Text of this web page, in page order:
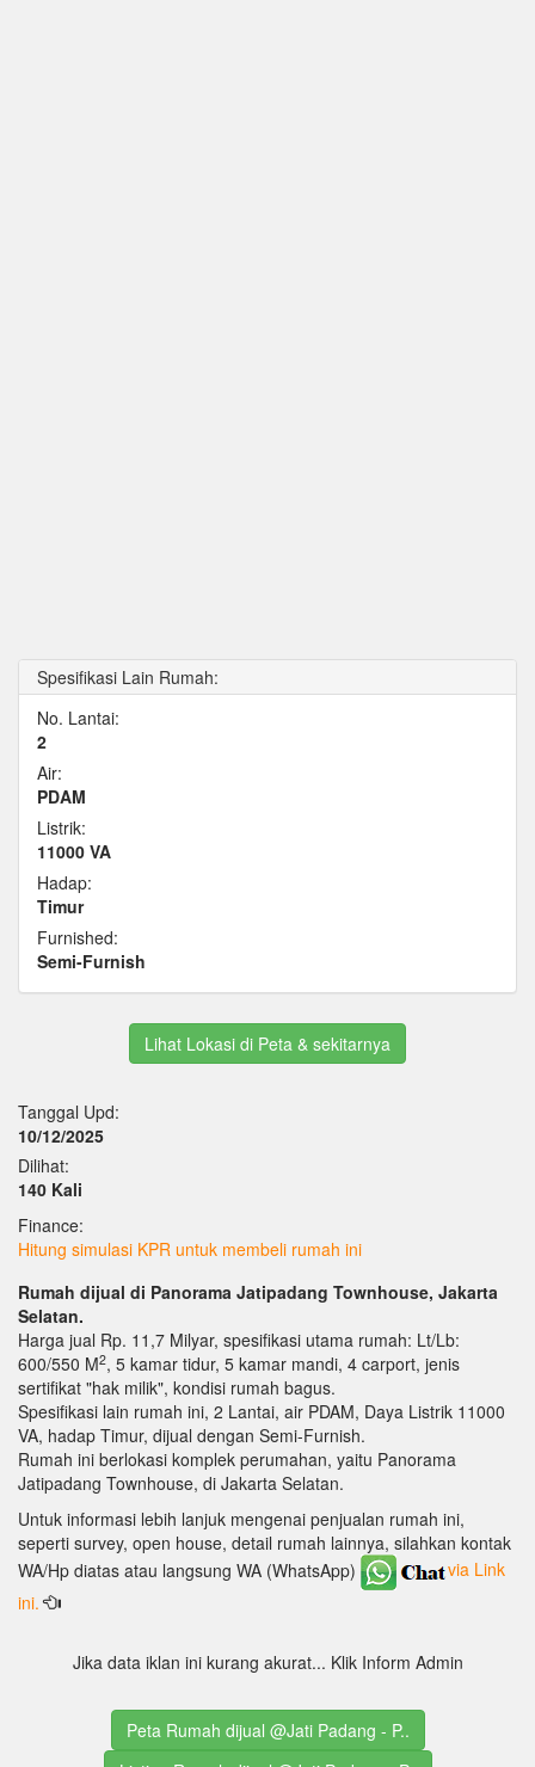
Spesifikasi Lain Rumah:
No. Lantai:
2
Air:
PDAM
Listrik:
11000 VA
Hadap:
Timur
Furnished:
Semi-Furnish
Lihat Lokasi di Peta & sekitarnya
Tanggal Upd:
10/12/2025
Dilihat:
140 Kali
Finance:
Hitung simulasi KPR untuk membeli rumah ini
Rumah dijual di Panorama Jatipadang Townhouse, Jakarta
Selatan.
Harga jual Rp. 11,7 Milyar, spesifikasi utama rumah: Lt/Lb:
600/550 M2, 5 kamar tidur, 5 kamar mandi, 4 carport, jenis
sertifikat "hak milik", kondisi rumah bagus.
Spesifikasi lain rumah ini, 2 Lantai, air PDAM, Daya Listrik 11000
VA, hadap Timur, dijual dengan Semi-Furnish.
Rumah ini berlokasi komplek perumahan, yaitu Panorama
Jatipadang Townhouse, di Jakarta Selatan.
Untuk informasi lebih lanjuk mengenai penjualan rumah ini,
seperti survey, open house, detail rumah lainnya, silahkan kontak
WA/Hp diatas atau langsung WA (WhatsApp)
via Link
ini.
Jika data iklan ini kurang akurat... Klik Inform Admin
Peta Rumah dijual @Jati Padang - P..